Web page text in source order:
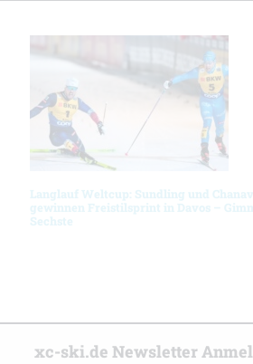
Langlauf Weltcup: Sundling und
gewinnen Freistilsprint in Davos –
Sechste
xc-ski.de Newsletter